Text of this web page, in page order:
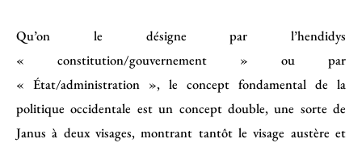
Qu’on le désigne par l’hendidys
« constitution/gouvernement » ou par
« État/administration », le concept fondamental de la
politique occidentale est un concept double, une sorte de
Janus à deux visages, montrant tantôt le visage austère et